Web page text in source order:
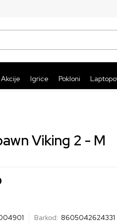
Akcije Igrice Pokloni
Viking 2 - M
Barkod: 8605042624331